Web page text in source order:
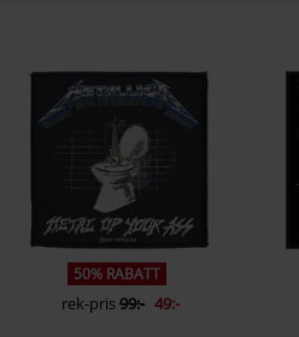
50% RABATT
rek-pris99:- 49:-